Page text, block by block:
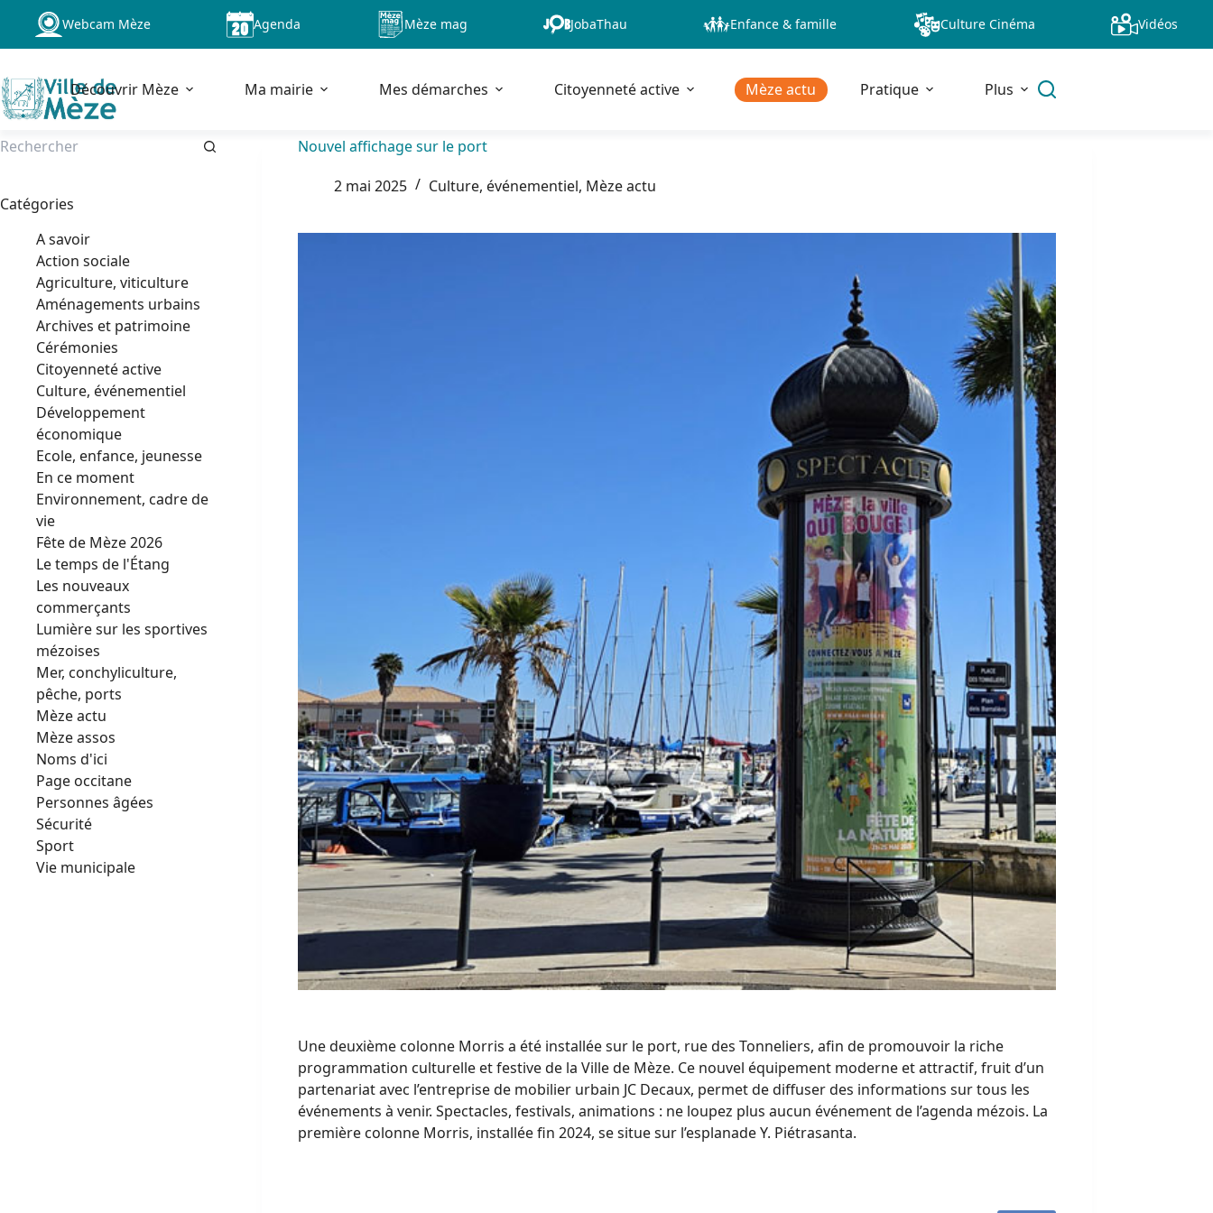
Passer
contenu
Webcam Mèze Agenda Mèze mag JobaThau Enfance & famille Culture Cinéma Vidéos
Découvrir Mèze Ma mairie Mes démarches Citoyenneté active Mèze actu Pratique Plus
Nouvel affichage sur le port
2 mai 2025
Culture, événementiel, Mèze actu
Une deuxième colonne Morris a été installée sur le port, rue des Tonneliers, afin de promouvoir la riche
programmation culturelle et festive de la Ville de Mèze. Ce nouvel équipement moderne et attractif, fruit d’un
partenariat avec l’entreprise de mobilier urbain JC Decaux, permet de diffuser des informations sur tous les
événements à venir. Spectacles, festivals, animations : ne loupez plus aucun événement de l’agenda mézois. La
première colonne Morris, installée fin 2024, se situe sur l’esplanade Y. Piétrasanta.
Catégories
A savoir
Action sociale
Agriculture, viticulture
Aménagements urbains
Archives et patrimoine
Cérémonies
Citoyenneté active
Culture, événementiel
Développement
économique
Ecole, enfance, jeunesse
En ce moment
Environnement, cadre de
vie
Fête de Mèze 2026
Le temps de l'Étang
Les nouveaux
commerçants
Lumière sur les sportives
mézoises
Mer, conchyliculture,
pêche, ports
Mèze actu
Mèze assos
Noms d'ici
Page occitane
Personnes âgées
Sécurité
Sport
Vie municipale